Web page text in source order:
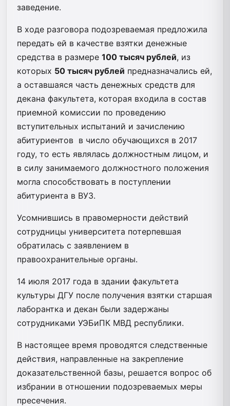
заведение.
В ходе разговора подозреваемая предложила
передать ей в качестве взятки денежные
средства в размере 100 тысяч рублей, из
которых 50 тысяч рублей предназначались ей,
а оставшаяся часть денежных средств для
декана факультета, которая входила в состав
приемной комиссии по проведению
вступительных испытаний и зачислению
абитуриентов в число обучающихся в 2017
году, то есть являлась должностным лицом, и
в силу занимаемого должностного положения
могла способствовать в поступлении
абитуриента в ВУЗ.
Усомнившись в правомерности действий
сотрудницы университета потерпевшая
обратилась с заявлением в
правоохранительные органы.
14 июля 2017 года в здании факультета
культуры ДГУ после получения взятки старшая
лаборантка и декан были задержаны
сотрудниками УЭБиПК МВД республики.
В настоящее время проводятся следственные
действия, направленные на закрепление
доказательственной базы, решается вопрос об
избрании в отношении подозреваемых меры
пресечения.